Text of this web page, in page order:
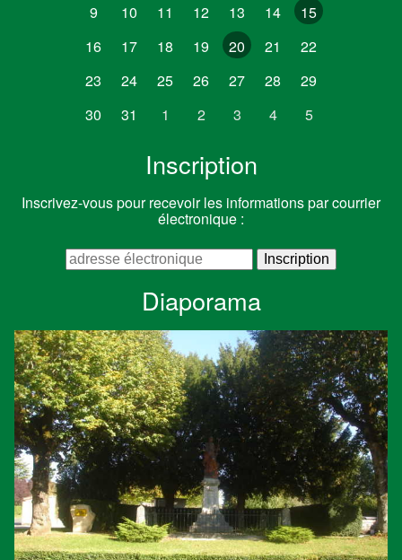
9
10 11 12 13 14
15
16
17 18 19 20 21
22
23
24 25 26 27 28
29
30
31 1 2 3 4 5
Inscription
Inscrivez-vous pour recevoir les informations par courrier
électronique :
Diaporama